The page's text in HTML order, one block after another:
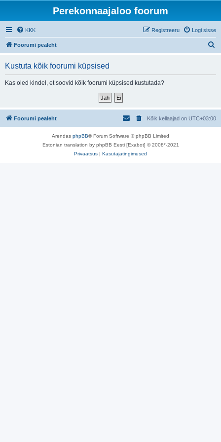
Perekonnaajaloo foorum
KKK Logi sisse
Registreeru
Foorumi pealeht
Kustuta kõik foorumi küpsised
Kas oled kindel, et soovid kõik foorumi küpsised kustutada?
Foorumi pealeht Kõik kellaajad on UTC+03:00
Arendas phpBB® Forum Software © phpBB Limited
Estonian translation by phpBB Eesti [Exabot] © 2008*-2021
Privaatsus | Kasutajatingimused